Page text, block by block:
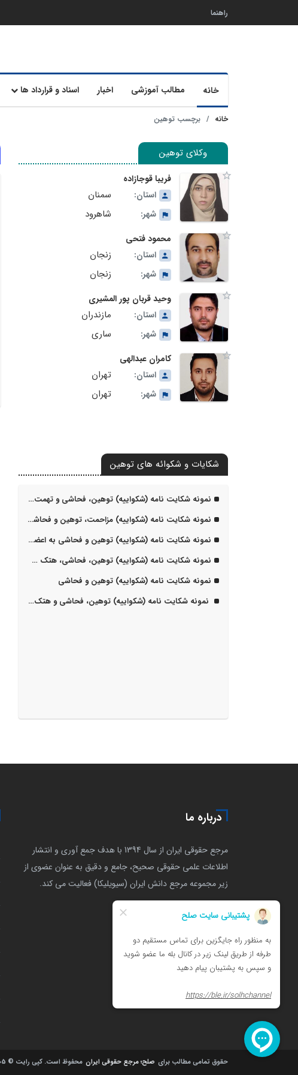
راهنما
خانه مطالب آموزشی اخبار اسناد و قرارداد ها
خانه برچسب توهین
وکلای توهین
فریبا قوجازاده
استان:
سمنان
شهر: شاهرود
محمود فتحی
استان:
زنجان
شهر: زنجان
وحید قربان پور المشیری
استان:
مازندران
شهر: ساری
کامران عبدالهی
استان:
تهران
شهر: تهران
شکایات و شکوائه های توهین
نمونه شکایت نامه (شکواییه) توهین، فحاشی و تهمت قذف
نمونه شکایت نامه (شکواییه) مزاحمت، توهین و فحاشی از طرف همسایه
نمونه شکایت نامه (شکواییه) توهین و فحاشی به اعضای خانواده
نمونه شکایت نامه (شکواییه) توهین، فحاشی، هتک حرمت و ورود به عنف به منزل شخصی
نمونه شکایت نامه (شکواییه) توهین و فحاشی
نمونه شکایت نامه (شکواییه) توهین، فحاشی و هتک حرمت همسر
درباره ما
مرجع حقوقی ایران از سال 1394 با هدف جمع آوری و انتشار
اطلاعات علمی حقوقی صحیح، جامع و دقیق به عنوان عضوی از
زیر مجموعه مرجع دانش ایران (سیویلیکا) فعالیت می کند.
حقوق تمامی مطالب برای صلح؛ مرجع حقوقی ایران محفوظ است. کپی رایت © 1405